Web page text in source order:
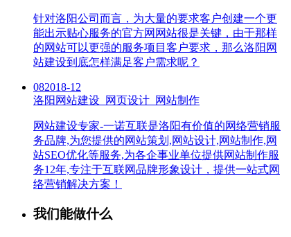
针对洛阳公司而言，为大量的要求客户创建一个更
能出示贴心服务的官方网网站很是关键，由于那样
的网站可以更强的服务项目客户要求，那么洛阳网
站建设到底怎样满足客户需求呢？
082018-12
洛阳网站建设_网页设计_网站制作
网站建设专家-一诺互联是洛阳有价值的网络营销服
务品牌,为您提供的网站策划,网站设计,网站制作,网
站SEO优化等服务,为各企事业单位提供网站制作服
务12年,专注于互联网品牌形象设计，提供一站式网
络营销解决方案！
我们能做什么